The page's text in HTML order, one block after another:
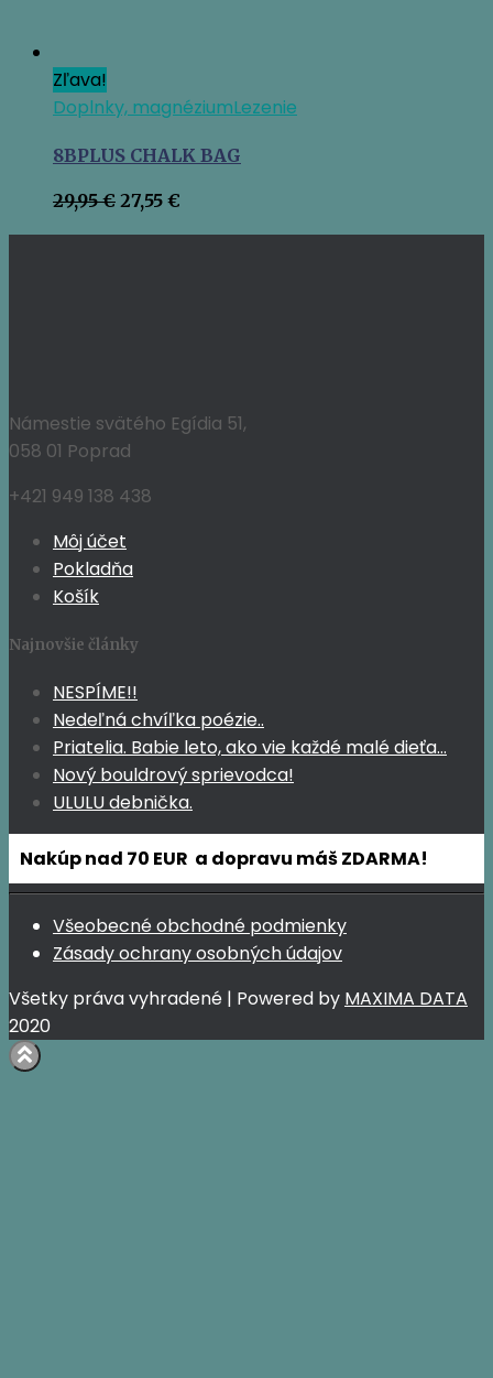
Zľava!
Doplnky, magnéziumLezenie
8BPLUS CHALK BAG
29,95€ Pôvodná
27,55 €
Námestie svätého Egídia 51,
058 01 Poprad
+421 949 138 438
Môj účet
Pokladňa
Košík
Najnovšie články
NESPÍME!!
Nedeľná chvíľka poézie..
Priatelia. Babie leto, ako vie každé malé dieťa…
Nový bouldrový sprievodca!
ULULU debnička.
Nakúp nad 70 EUR a dopravu máš ZDARMA!
Všeobecné obchodné podmienky
Zásady ochrany osobných údajov
Všetky práva vyhradené | Powered by MAXIMA DATA
2020